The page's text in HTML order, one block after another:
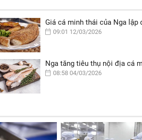
Giá cá minh thái của Nga lập
09:01 12/03/2026
Nga tăng tiêu thụ nội địa cá
08:58 04/03/2026